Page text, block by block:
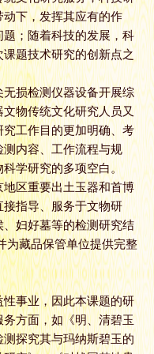
下，发挥其应有的作
；随着科技的发展，科
题技术研究的创新点之
损检测仪器设备开展综
物传统文化研究人员又
工作目的更加明确、考
内容、工作流程与规
学研究的多项空白。
区重要出土玉器和首博
指导、服务于文物研
妇好墓等的检测研究结
为藏品保管单位提供完整
事业，因此本课题的研
方面，如《明、清碧玉
探究其与玛纳斯碧玉的